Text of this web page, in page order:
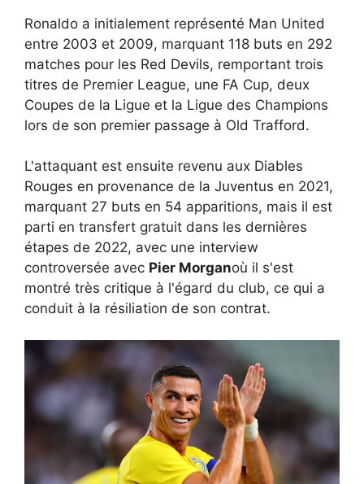
Ronaldo a initialement représenté Man United
entre 2003 et 2009, marquant 118 buts en 292
matches pour les Red Devils, remportant trois
titres de Premier League, une FA Cup, deux
Coupes de la Ligue et la Ligue des Champions
lors de son premier passage à Old Trafford.
L'attaquant est ensuite revenu aux Diables
Rouges en provenance de la Juventus en 2021,
marquant 27 buts en 54 apparitions, mais il est
parti en transfert gratuit dans les dernières
étapes de 2022, avec une interview
controversée avec Pier Morganoù il s'est
montré très critique à l'égard du club, ce qui a
conduit à la résiliation de son contrat.